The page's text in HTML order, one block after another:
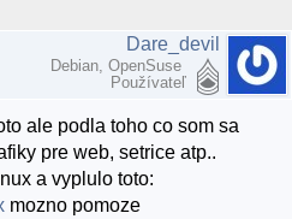
Dare_devil
Debian, OpenSuse
Používateľ
ale podla toho co som sa
pre web, setrice atp..
a vyplulo toto:
mozno pomoze